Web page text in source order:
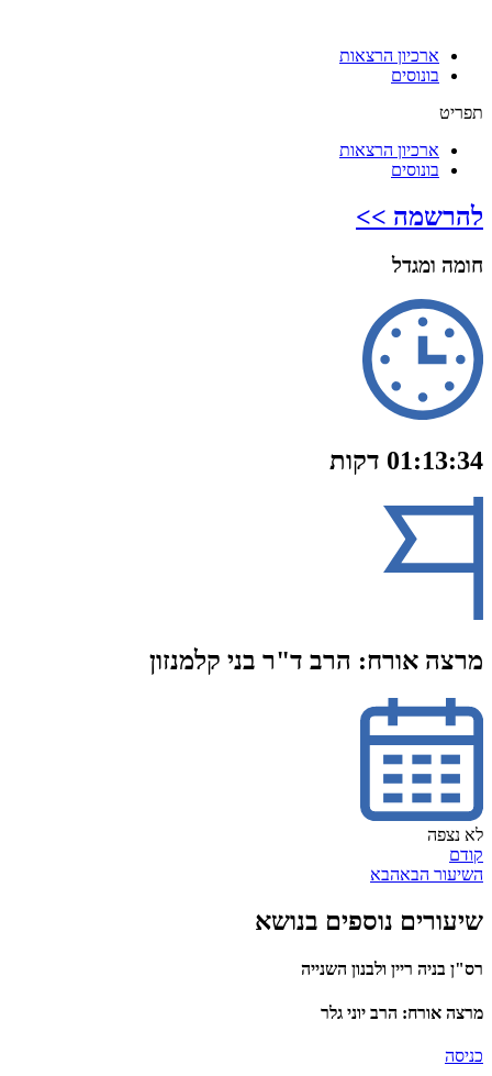
ארכיון הרצאות
בונוסים
תפריט
ארכיון הרצאות
בונוסים
להרשמה >>
חומה ומגדל
01:13:34 דקות
מרצה אורח: הרב ד"ר בני קלמנזון
לא נצפה
קודם
השיעור הבאהבא
שיעורים נוספים בנושא
רס"ן בניה ריין ולבנון השנייה
מרצה אורח: הרב יוני גלר
כניסה